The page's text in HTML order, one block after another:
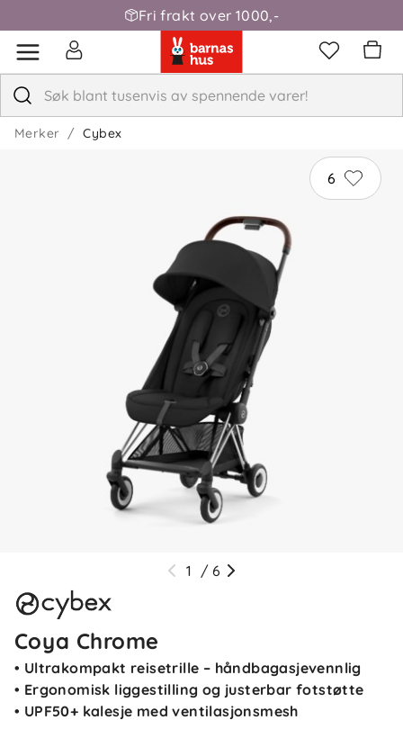
Fri frakt over 1000,-
Merker Cybex
6
1 / 6
Coya Chrome
• Ultrakompakt reisetrille – håndbagasjevennlig
• Ergonomisk liggestilling og justerbar fotstøtte
• UPF50+ kalesje med ventilasjonsmesh